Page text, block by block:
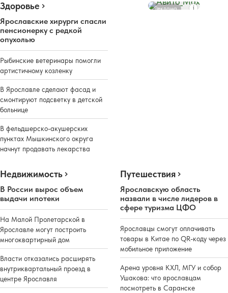
Здоровье
Ярославские хирурги спасли
пенсионерку с редкой
опухолью
Рыбинские ветеринары помогли
артистичному козленку
В Ярославле сделают фасад и
смонтируют подсветку в детской
больнице
В фельдшерско-акушерских
пунктах Мышкинского округа
начнут продавать лекарства
Реклама
Недвижимость
В России вырос объем
выдачи ипотеки
На Малой Пролетарской в
Ярославле могут построить
многоквартирный дом
Власти отказались расширять
внутриквартальный проезд в
центре Ярославля
Путешествия
Ярославскую область
назвали в числе лидеров в
сфере туризма ЦФО
Ярославцы смогут оплачивать
товары в Китае по QR-коду через
мобильное приложение
Арена уровня КХЛ, МГУ и собор
Ушакова: что ярославцам
посмотреть в Саранске